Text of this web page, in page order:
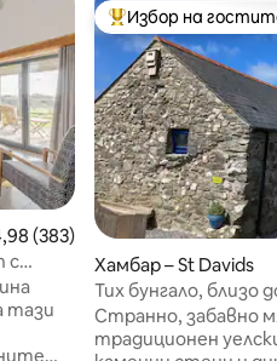
оценка: 4,98 от 5, 383
(383)
с
тази
Най-популярен
Избор на
Хамбар – St Davids
Тих бунгало, близо
Дейвидс
Странно, забавно
традиционен